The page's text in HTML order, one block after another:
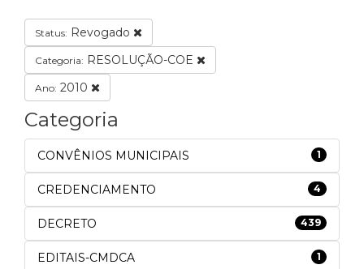
Status: Revogado
Categoria: RESOLUÇÃO-COE
Ano: 2010
Categoria
CONVÊNIOS MUNICIPAIS 1
CREDENCIAMENTO 4
DECRETO 439
EDITAIS-CMDCA 1